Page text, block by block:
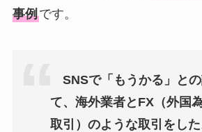
事例です。
SNSで「もうかる」と
て、海外業者とFX（外国
取引）のような取引をした